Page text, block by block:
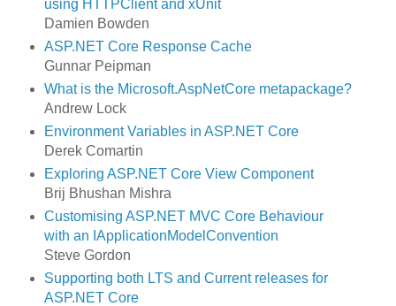
using HTTPClient and xUnit
Damien Bowden
ASP.NET Core Response Cache
Gunnar Peipman
What is the Microsoft.AspNetCore metapackage?
Andrew Lock
Environment Variables in ASP.NET Core
Derek Comartin
Exploring ASP.NET Core View Component
Brij Bhushan Mishra
Customising ASP.NET MVC Core Behaviour
with an IApplicationModelConvention
Steve Gordon
Supporting both LTS and Current releases for
ASP.NET Core